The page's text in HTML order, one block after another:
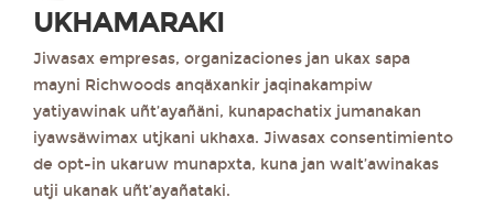
UKHAMARAKI
Jiwasax empresas, organizaciones jan ukax sapa
mayni Richwoods anqäxankir jaqinakampiw
yatiyawinak uñt’ayañäni, kunapachatix jumanakan
iyawsäwimax utjkani ukhaxa. Jiwasax consentimiento
de opt-in ukaruw munapxta, kuna jan walt’awinakas
utji ukanak uñt’ayañataki.